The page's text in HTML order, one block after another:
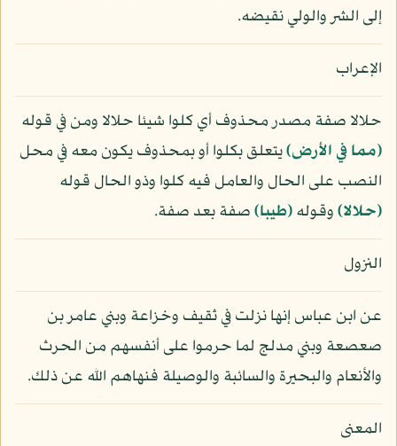
إلى الشر والولي نقيضه.
الإعراب
حلالا صفة مصدر محذوف أي كلوا شيئا حلالا ومن في قوله
﴿مما في الأرض﴾يتعلق بكلوا أو بمحذوف يكون معه في محل
النصب على الحال والعامل فيه كلوا وذو الحال قوله
﴿حلالا﴾وقوله﴿طيبا﴾صفة بعد صفة.
النزول
عن ابن عباس إنها نزلت في ثقيف وخزاعة وبني عامر بن
صعصعة وبني مدلج لما حرموا على أنفسهم من الحرث
والأنعام والبحيرة والسائبة والوصيلة فنهاهم الله عن ذلك.
المعنى